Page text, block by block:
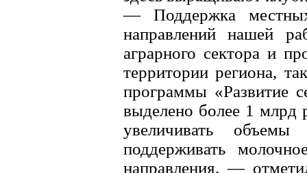
— Поддержка
направлений нашей
аграрного сектора и
территории региона,
программы «Развитие
выделено более 1 млрд
увеличивать объемы
поддерживать
направления, —